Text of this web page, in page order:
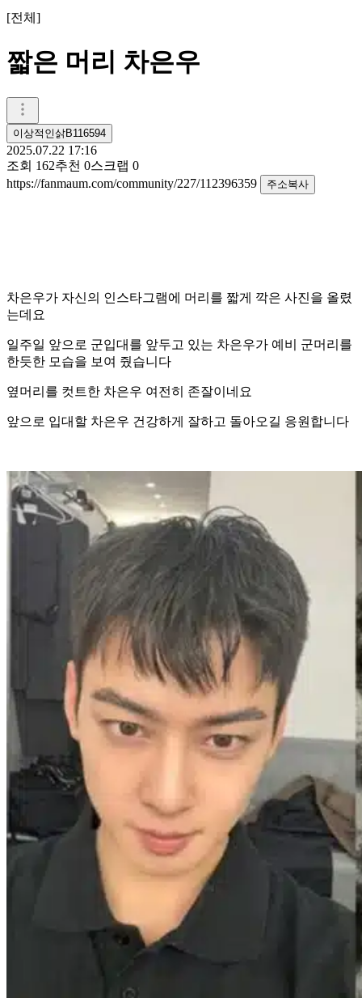
[전체 ]
짧은 머리 차은우
이상적인삵B116594
2025.07.22 17:16
조회 162추천 0스크랩 0
https://fanmaum.com/community/227/112396359
주소복사
차은우가 자신의 인스타그램에 머리를 짧게 깍은 사진을 올렸
는데요
일주일 앞으로 군입대를 앞두고 있는 차은우가 예비 군머리를
한듯한 모습을 보여 줬습니다
옆머리를 컷트한 차은우 여전히 존잘이네요
앞으로 입대할 차은우 건강하게 잘하고 돌아오길 응원합니다